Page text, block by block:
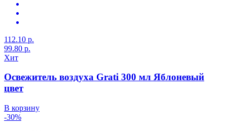
112.10 р.
99.80 р.
Хит
Освежитель воздуха Grati 300 мл Яблоневый
цвет
В корзину
-30%